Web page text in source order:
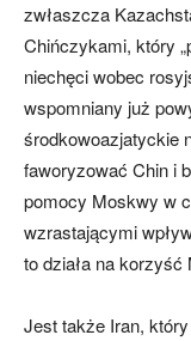
zwłaszcza
Chińczykami, który
niechęci wobec
wspomniany już
środkowoazjatyckie
faworyzować Chin i
pomocy Moskwy w
wzrastającymi
to działa na korzyść
Jest także Iran,